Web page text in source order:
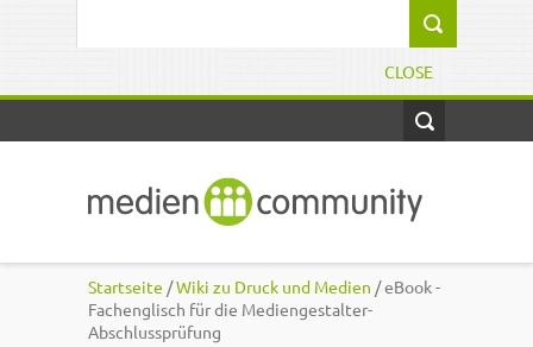
CLOSE
Startseite /Wiki zu Druck und Medien / eBook -
Fachenglisch für die Mediengestalter-
Abschlussprüfung